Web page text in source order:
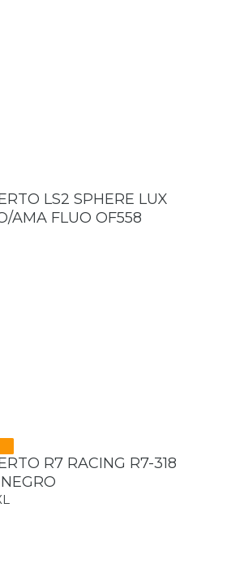
LS2 SPHERE LUX
AMA FLUO OF558
R7 RACING R7-318